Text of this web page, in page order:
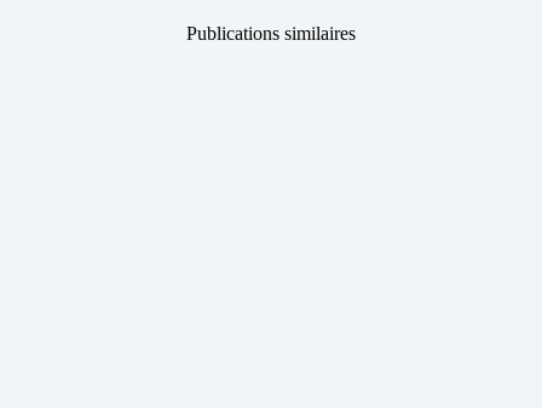
Publications similaires